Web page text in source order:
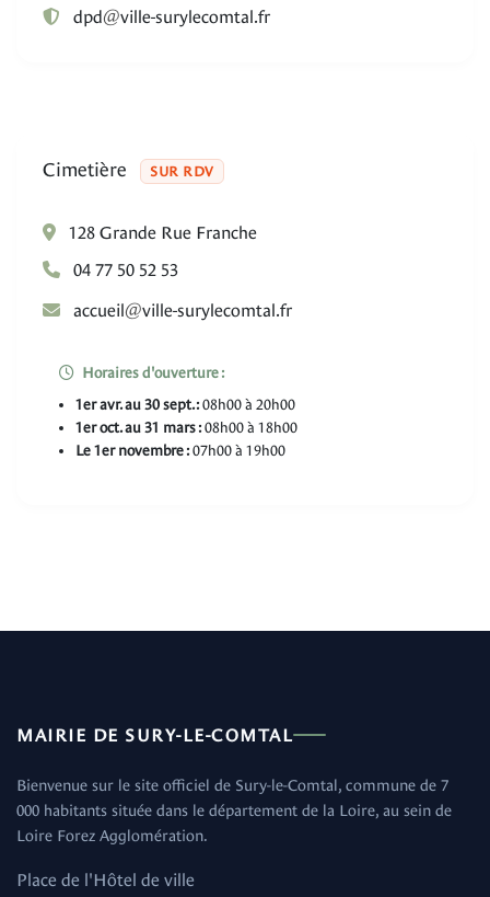
rf.latmocelyrus-elliv
@
dpd
Cimetière SUR RDV
128 Grande Rue Franche
04 77 50 52 53
rf.latmocelyrus-elliv
@
lieucca
Horaires d'ouverture :
1er avr. au 30 sept. :08h00 à 20h00
1er oct. au 31 mars :08h00 à 18h00
Le 1er novembre :07h00 à 19h00
MAIRIE DE SURY-LE-COMTAL
Bienvenue sur le site officiel de Sury-le-Comtal, commune de 7
000 habitants située dans le département de la Loire, au sein de
Loire Forez Agglomération.
Place de l'Hôtel de ville